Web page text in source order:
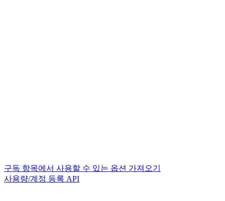
구독 항목에서 사용할 수 있는 옵션 가져오기
사용량/계정 등록 API